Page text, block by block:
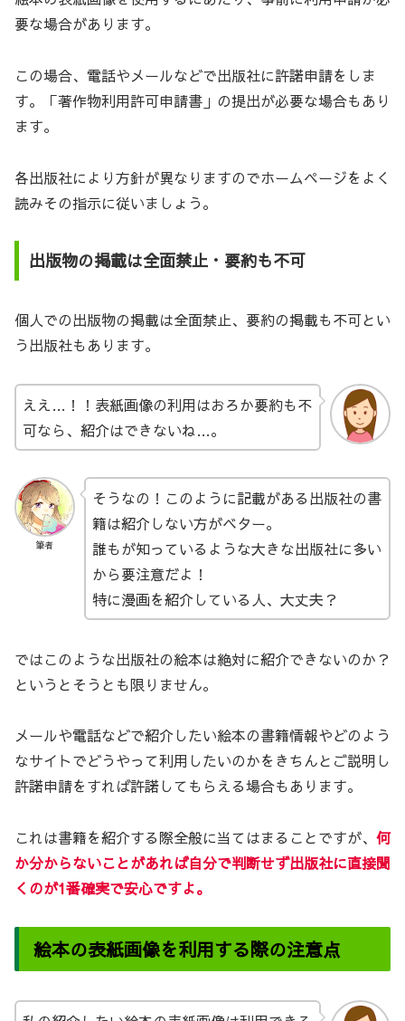
要な場合があります。
この場合、電話やメールなどで出版社に許諾申請をしま
す。「著作物利用許可申請書」の提出が必要な場合もあり
ます。
各出版社により方針が異なりますのでホームページをよく
読みその指示に従いましょう。
出版物の掲載は全面禁止・要約も不可
個人での出版物の掲載は全面禁止、要約の掲載も不可とい
う出版社もあります。
ええ…！！表紙画像の利用はおろか要約も不
可なら、紹介はできないね…。
筆者
そうなの！このように記載がある出版社の書
籍は紹介しない方がベター。
誰もが知っているような大きな出版社に多い
から要注意だよ！
特に漫画を紹介している人、大丈夫？
ではこのような出版社の絵本は絶対に紹介できないのか？
というとそうとも限りません。
メールや電話などで紹介したい絵本の書籍情報やどのよう
なサイトでどうやって利用したいのかをきちんとご説明し
許諾申請をすれば許諾してもらえる場合もあります。
これは書籍を紹介する際全般に当てはまることですが、 何
か分からないことがあれば自分で判断せず出版社に直接聞
くのが1番確実で安心ですよ。
絵本の表紙画像を利用する際の注意点